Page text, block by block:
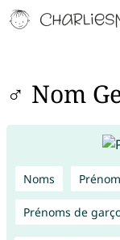
♂ Nom
Noms
Prénoms de